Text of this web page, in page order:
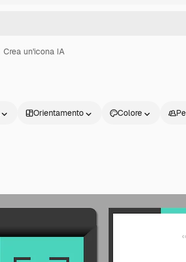
Crea un'icona IA
Orientamento Colore